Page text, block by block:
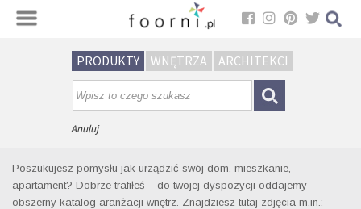
PRODUKTY WNĘTRZA ARCHITEKCI
Anuluj
Wyniki wyszukiwania wnętrz dla
tagu: złota lampka
Poszukujesz pomysłu jak urządzić swój dom, mieszkanie,
apartament? Dobrze trafiłeś – do twojej dyspozycji oddajemy
obszerny katalog aranżacji wnętrz. Znajdziesz tutaj zdjęcia m.in.: